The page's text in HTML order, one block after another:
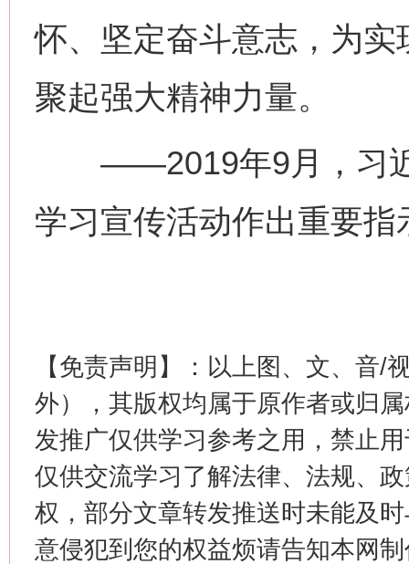
怀、坚定奋斗意志，为
聚起强大精神力量。
——2019年9月，习近
学习宣传活动作出重要指
【免责声明】：以上图、文、音/
外），其版权均属于原作者或归
发推广仅供学习参考之用，禁止
仅供交流学习了解法律、法规、
权，部分文章转发推送时未能及
意侵犯到您的权益烦请告知本网
网上购药对药下症？
在谋一域中谋全局
今